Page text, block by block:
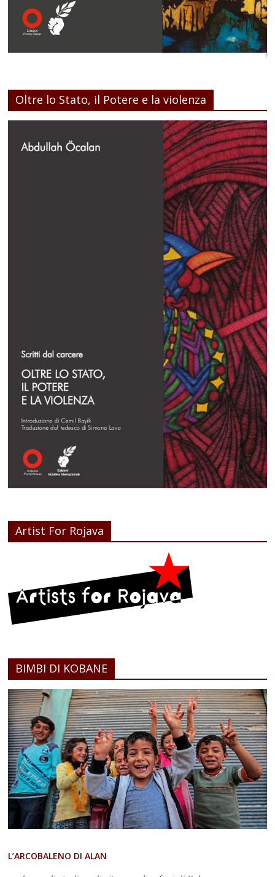
Oltre lo Stato, il Potere e la violenza
Artist For Rojava
BIMBI DI KOBANE
L’ARCOBALENO DI ALAN